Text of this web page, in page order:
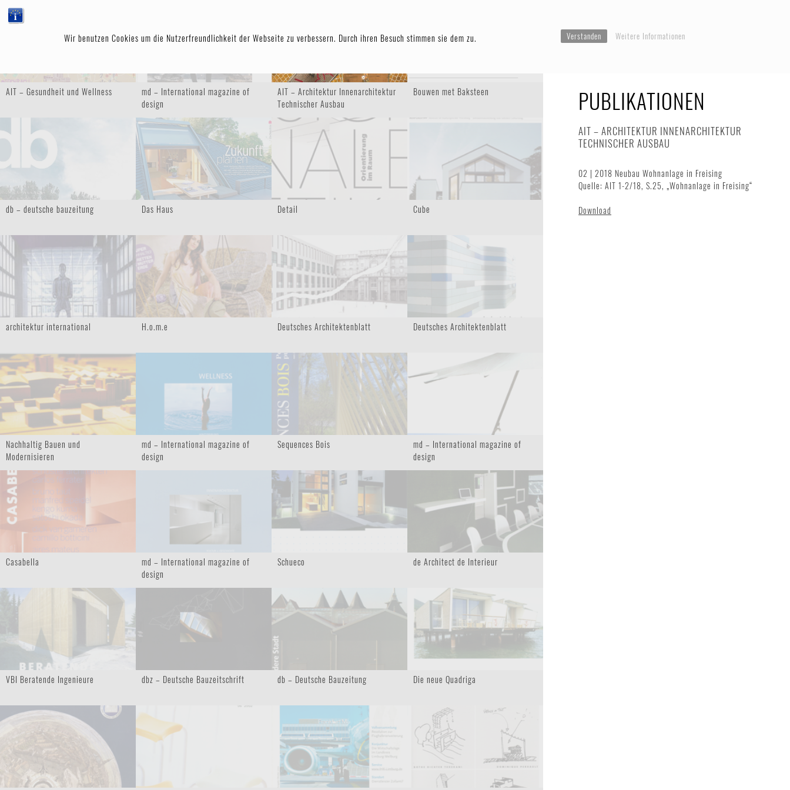
Wir benutzen Cookies um die Nutzerfreundlichkeit der Webseite zu verbessern. Durch ihren Besuch stimmen sie dem zu. Verstanden Weitere Informationen
MMZ ARCHITEKTEN
AIT – Gesundheit und Wellness
md – International magazine of
design
AIT – Architektur Innenarchitektur
Technischer Ausbau
Bouwen met Baksteen
db – deutsche bauzeitung Das Haus Detail Cube
architektur international H.o.m.e Deutsches Architektenblatt Deutsches Architektenblatt
Nachhaltig Bauen und
Modernisieren
md – International magazine of
design
Sequences Bois
md – International magazine of
design
Casabella
md – International magazine of
design
Schueco de Architect de Interieur
VBI Beratende Ingenieure dbz – Deutsche Bauzeitschrift db – Deutsche Bauzeitung Die neue Quadriga
PUBLIKATIONEN
AIT – ARCHITEKTUR INNENARCHITEKTUR
TECHNISCHER AUSBAU
02 | 2018 Neubau Wohnanlage in Freising
Quelle: AIT 1-2/18, S.25, „Wohnanlage in Freising“
Download